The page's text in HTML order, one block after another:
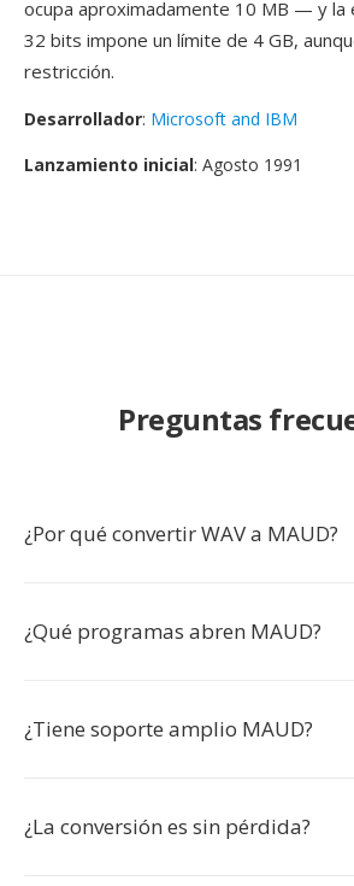
ocupa aproximadamente 10 MB — y la
32 bits impone un límite de 4 GB,
restricción.
Desarrollador: Microsoft and IBM
Lanzamiento inicial: Agosto 1991
Preguntas
¿Por qué convertir WAV a MAUD?
¿Qué programas abren MAUD?
¿Tiene soporte amplio MAUD?
¿La conversión es sin pérdida?